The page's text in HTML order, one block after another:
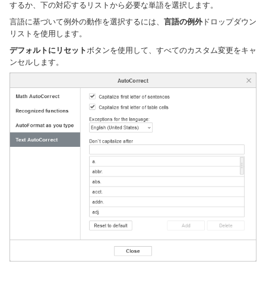
するか、下の対応するリストから必要な単語を選択します。
言語に基づいて例外の動作を選択するには、 言語の例外 ドロップダウン
リストを使用します。
デフォルトにリセットボタンを使用して、すべてのカスタム変更をキャ
ンセルします。